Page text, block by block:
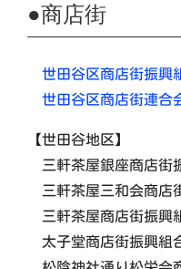
●商店街
世田谷区商店街振興
世田谷区商店街連合
【世田谷地区】
三軒茶屋銀座商店街
三軒茶屋三和会商店
三軒茶屋商店街振興
太子堂商店街振興組